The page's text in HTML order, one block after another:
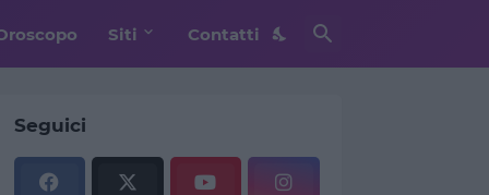
Siti Contatti
Seguici